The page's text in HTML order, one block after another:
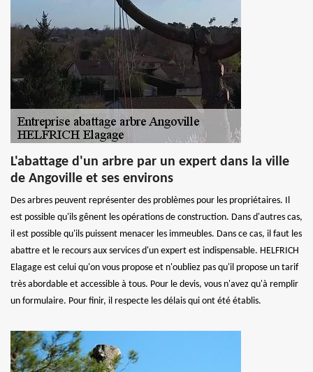
L'abattage d'un arbre par un expert dans la ville
de Angoville et ses environs
Des arbres peuvent représenter des problèmes pour les propriétaires. Il
est possible qu'ils gênent les opérations de construction. Dans d'autres cas,
il est possible qu'ils puissent menacer les immeubles. Dans ce cas, il faut les
abattre et le recours aux services d'un expert est indispensable. HELFRICH
Elagage est celui qu'on vous propose et n'oubliez pas qu'il propose un tarif
très abordable et accessible à tous. Pour le devis, vous n'avez qu'à remplir
un formulaire. Pour finir, il respecte les délais qui ont été établis.